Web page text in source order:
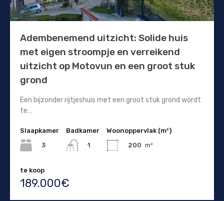
Adembenemend uitzicht: Solide huis
met eigen stroompje en verreikend
uitzicht op Motovun en een groot stuk
grond
Een bijzonder rijtjeshuis met een groot stuk grond wordt
te…
Slaapkamer
3
Badkamer
1
Woonoppervlak (m²)
200 m²
te koop
189.000€